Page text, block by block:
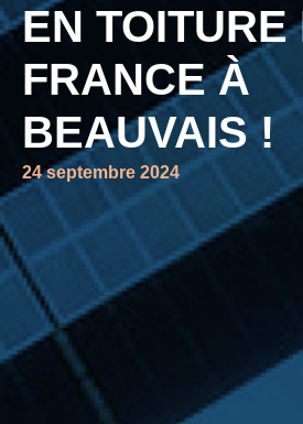
EN TOITURE
FRANCE À
BEAUVAIS !
24 septembre 2024